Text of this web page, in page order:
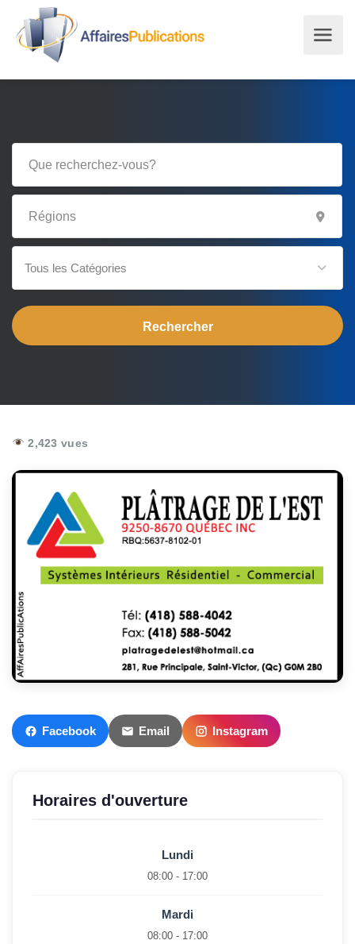
Tous les Catégories
2,423 vues
Facebook Email Instagram
Horaires d'ouverture
Lundi
08:00 - 17:00
Mardi
08:00 - 17:00